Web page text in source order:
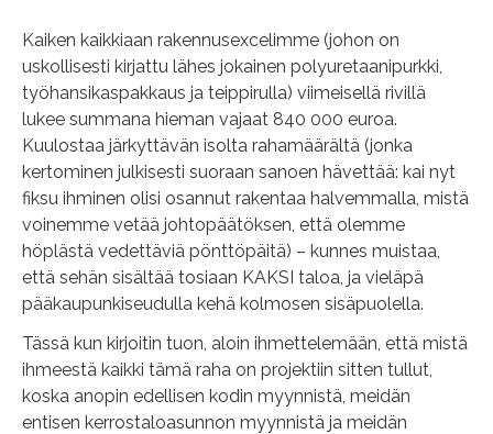
Kaiken kaikkiaan rakennusexcelimme (johon on
uskollisesti kirjattu lähes jokainen polyuretaanipurkki,
työhansikaspakkaus ja teippirulla) viimeisellä rivillä
lukee summana hieman vajaat 840 000 euroa.
Kuulostaa järkyttävän isolta rahamäärältä (jonka
kertominen julkisesti suoraan sanoen hävettää: kai nyt
fiksu ihminen olisi osannut rakentaa halvemmalla, mistä
voinemme vetää johtopäätöksen, että olemme
höplästä vedettäviä pönttöpäitä) – kunnes muistaa,
että sehän sisältää tosiaan KAKSI taloa, ja vieläpä
pääkaupunkiseudulla kehä kolmosen sisäpuolella.
Tässä kun kirjoitin tuon, aloin ihmettelemään, että mistä
ihmeestä kaikki tämä raha on projektiin sitten tullut,
koska anopin edellisen kodin myynnistä, meidän
entisen kerrostaloasunnon myynnistä ja meidän